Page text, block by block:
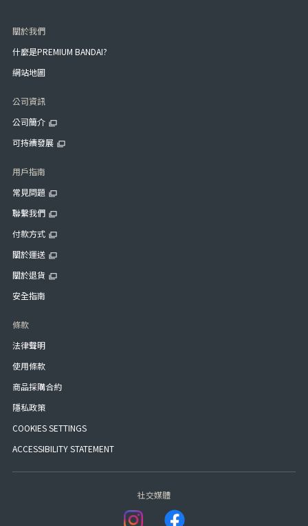
關於我們
什麼是PREMIUM BANDAI?
網站地圖
公司資訊
公司簡介
可持續發展
用戶指南
常見問題
聯繫我們
付款方式
關於運送
關於退貨
安全指南
條款
法律聲明
使用條款
商品採購合約
隱私政策
COOKIES SETTINGS
ACCESSIBILITY STATEMENT
社交媒體